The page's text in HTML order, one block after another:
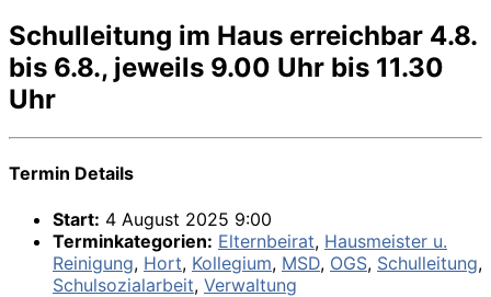
Schulleitung im Haus erreichbar 4.8.
bis 6.8., jeweils 9.00 Uhr bis 11.30
Uhr
Termin Details
Start: 4 August 2025 9:00
Terminkategorien: Elternbeirat, Hausmeister u.
Reinigung, Hort, Kollegium, MSD, OGS, Schulleitung,
Schulsozialarbeit, Verwaltung